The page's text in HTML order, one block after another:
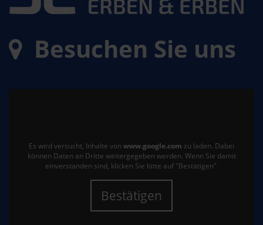
Besuchen Sie uns
Es wird versucht, Inhalte von www.google.com zu laden. Dabei
können Daten an Dritte weitergegeben werden. Wenn Sie damit
einverstanden sind, klicken Sie bitte auf "Bestätigen".
Bestätigen